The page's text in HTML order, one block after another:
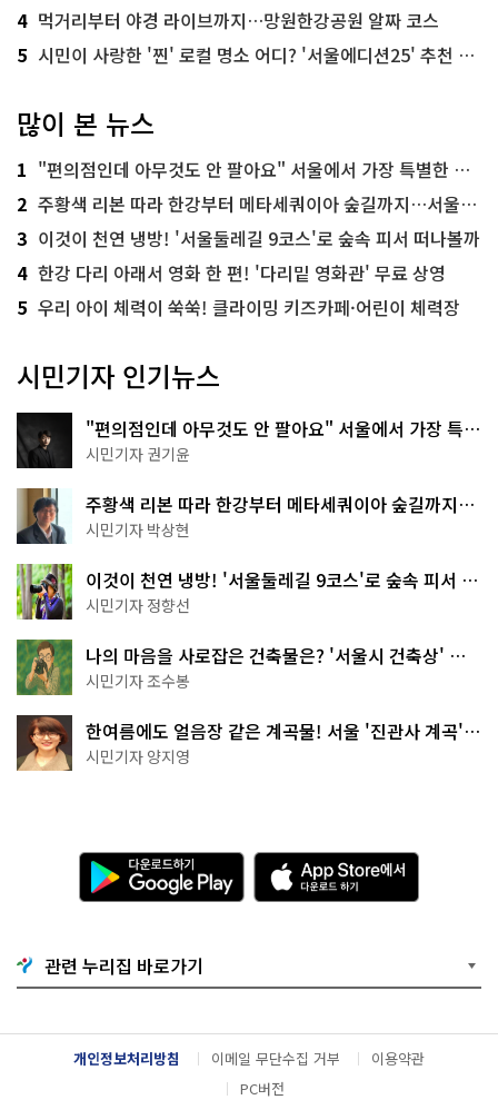
4 먹거리부터 야경 라이브까지…망원한강공원 알짜 코스
5 시민이 사랑한 '찐' 로컬 명소 어디? '서울에디션25' 추천 코스
많이 본 뉴스
1 "편의점인데 아무것도 안 팔아요" 서울에서 가장 특별한 편의점의 정체
2 주황색 리본 따라 한강부터 메타세쿼이아 숲길까지…서울둘레길 15코스
3 이것이 천연 냉방! '서울둘레길 9코스'로 숲속 피서 떠나볼까
4 한강 다리 아래서 영화 한 편! '다리밑 영화관' 무료 상영
5 우리 아이 체력이 쑥쑥! 클라이밍 키즈카페·어린이 체력장
시민기자 인기뉴스
"편의점인데 아무것도 안 팔아요" 서울에서 가장 특별
한 편의점의 정체
시민기자 권기윤
주황색 리본 따라 한강부터 메타세쿼이아 숲길까지…
서울둘레길 15코스
시민기자 박상현
이것이 천연 냉방! '서울둘레길 9코스'로 숲속 피서 떠
나볼까
시민기자 정향선
나의 마음을 사로잡은 건축물은? '서울시 건축상' 수
상작 공개!
시민기자 조수봉
한여름에도 얼음장 같은 계곡물! 서울 '진관사 계곡'이
천국이네~
시민기자 양지영
다
운
로
기
G
o
g
l
e
A
p
p
e
서
다
운
관련 누리집 바로가기
개인정보처리방침 이메일 무단수집 거부
이용약관
PC버전